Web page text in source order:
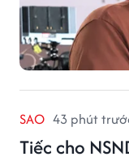
SAO 43 phút
Tiếc cho